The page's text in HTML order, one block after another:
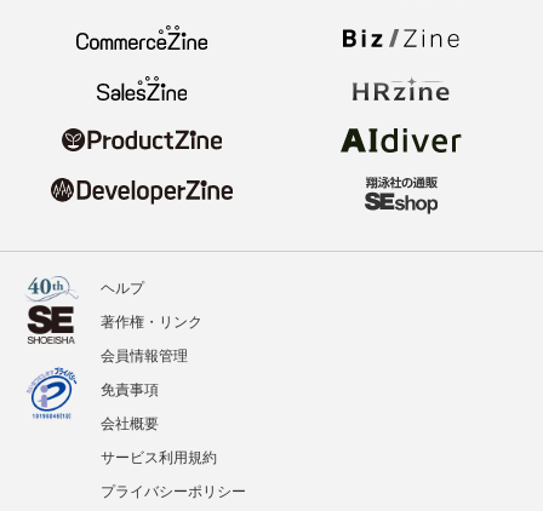
ヘルプ
著作権・リンク
会員情報管理
免責事項
会社概要
サービス利用規約
プライバシーポリシー